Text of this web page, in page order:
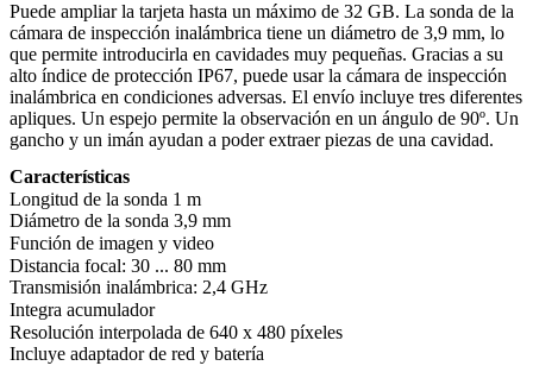
Puede ampliar la tarjeta hasta un máximo de 32 GB. La sonda de la
cámara de inspección inalámbrica tiene un diámetro de 3,9 mm, lo
que permite introducirla en cavidades muy pequeñas. Gracias a su
alto índice de protección IP67, puede usar la cámara de inspección
inalámbrica en condiciones adversas. El envío incluye tres diferentes
apliques. Un espejo permite la observación en un ángulo de 90º. Un
gancho y un imán ayudan a poder extraer piezas de una cavidad.
Características
Longitud de la sonda 1 m
Diámetro de la sonda 3,9 mm
Función de imagen y video
Distancia focal: 30 ... 80 mm
Transmisión inalámbrica: 2,4 GHz
Integra acumulador
Resolución interpolada de 640 x 480 píxeles
Incluye adaptador de red y batería